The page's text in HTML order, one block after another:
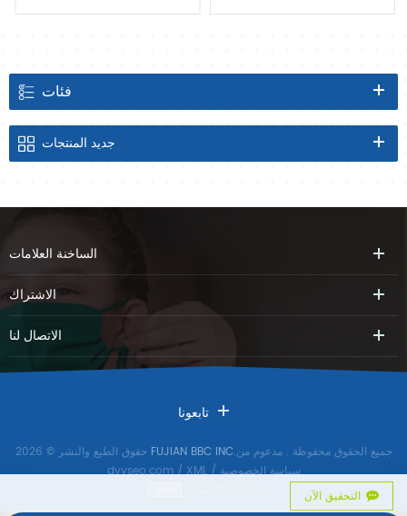
التحقيق الآن
فئات
جديد المنتجات
الساخنة العلامات
الاشتراك
الاتصال لنا
تابعونا
حقوق الطبع والنشر © 2026 FUJIAN BBC INC. جميع الحقوق محفوظة . مدعوم من
dyyseo.com/XML/سياسة الخصوصية